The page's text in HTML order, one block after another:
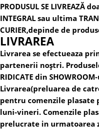
PRODUSUL SE LIVREAZĂ
INTEGRAL sau ultima
CURIER,depinde de
LIVRAREA
Livrarea se efectueaza
partenerii noștri.
RIDICATE din
Livrarea(preluarea de
pentru comenzile plasate
luni-vineri. Comenzile
prelucrate in urmatoarea